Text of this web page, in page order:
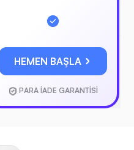
HEMEN BAŞLA
PARA İADE GARANTİSİ